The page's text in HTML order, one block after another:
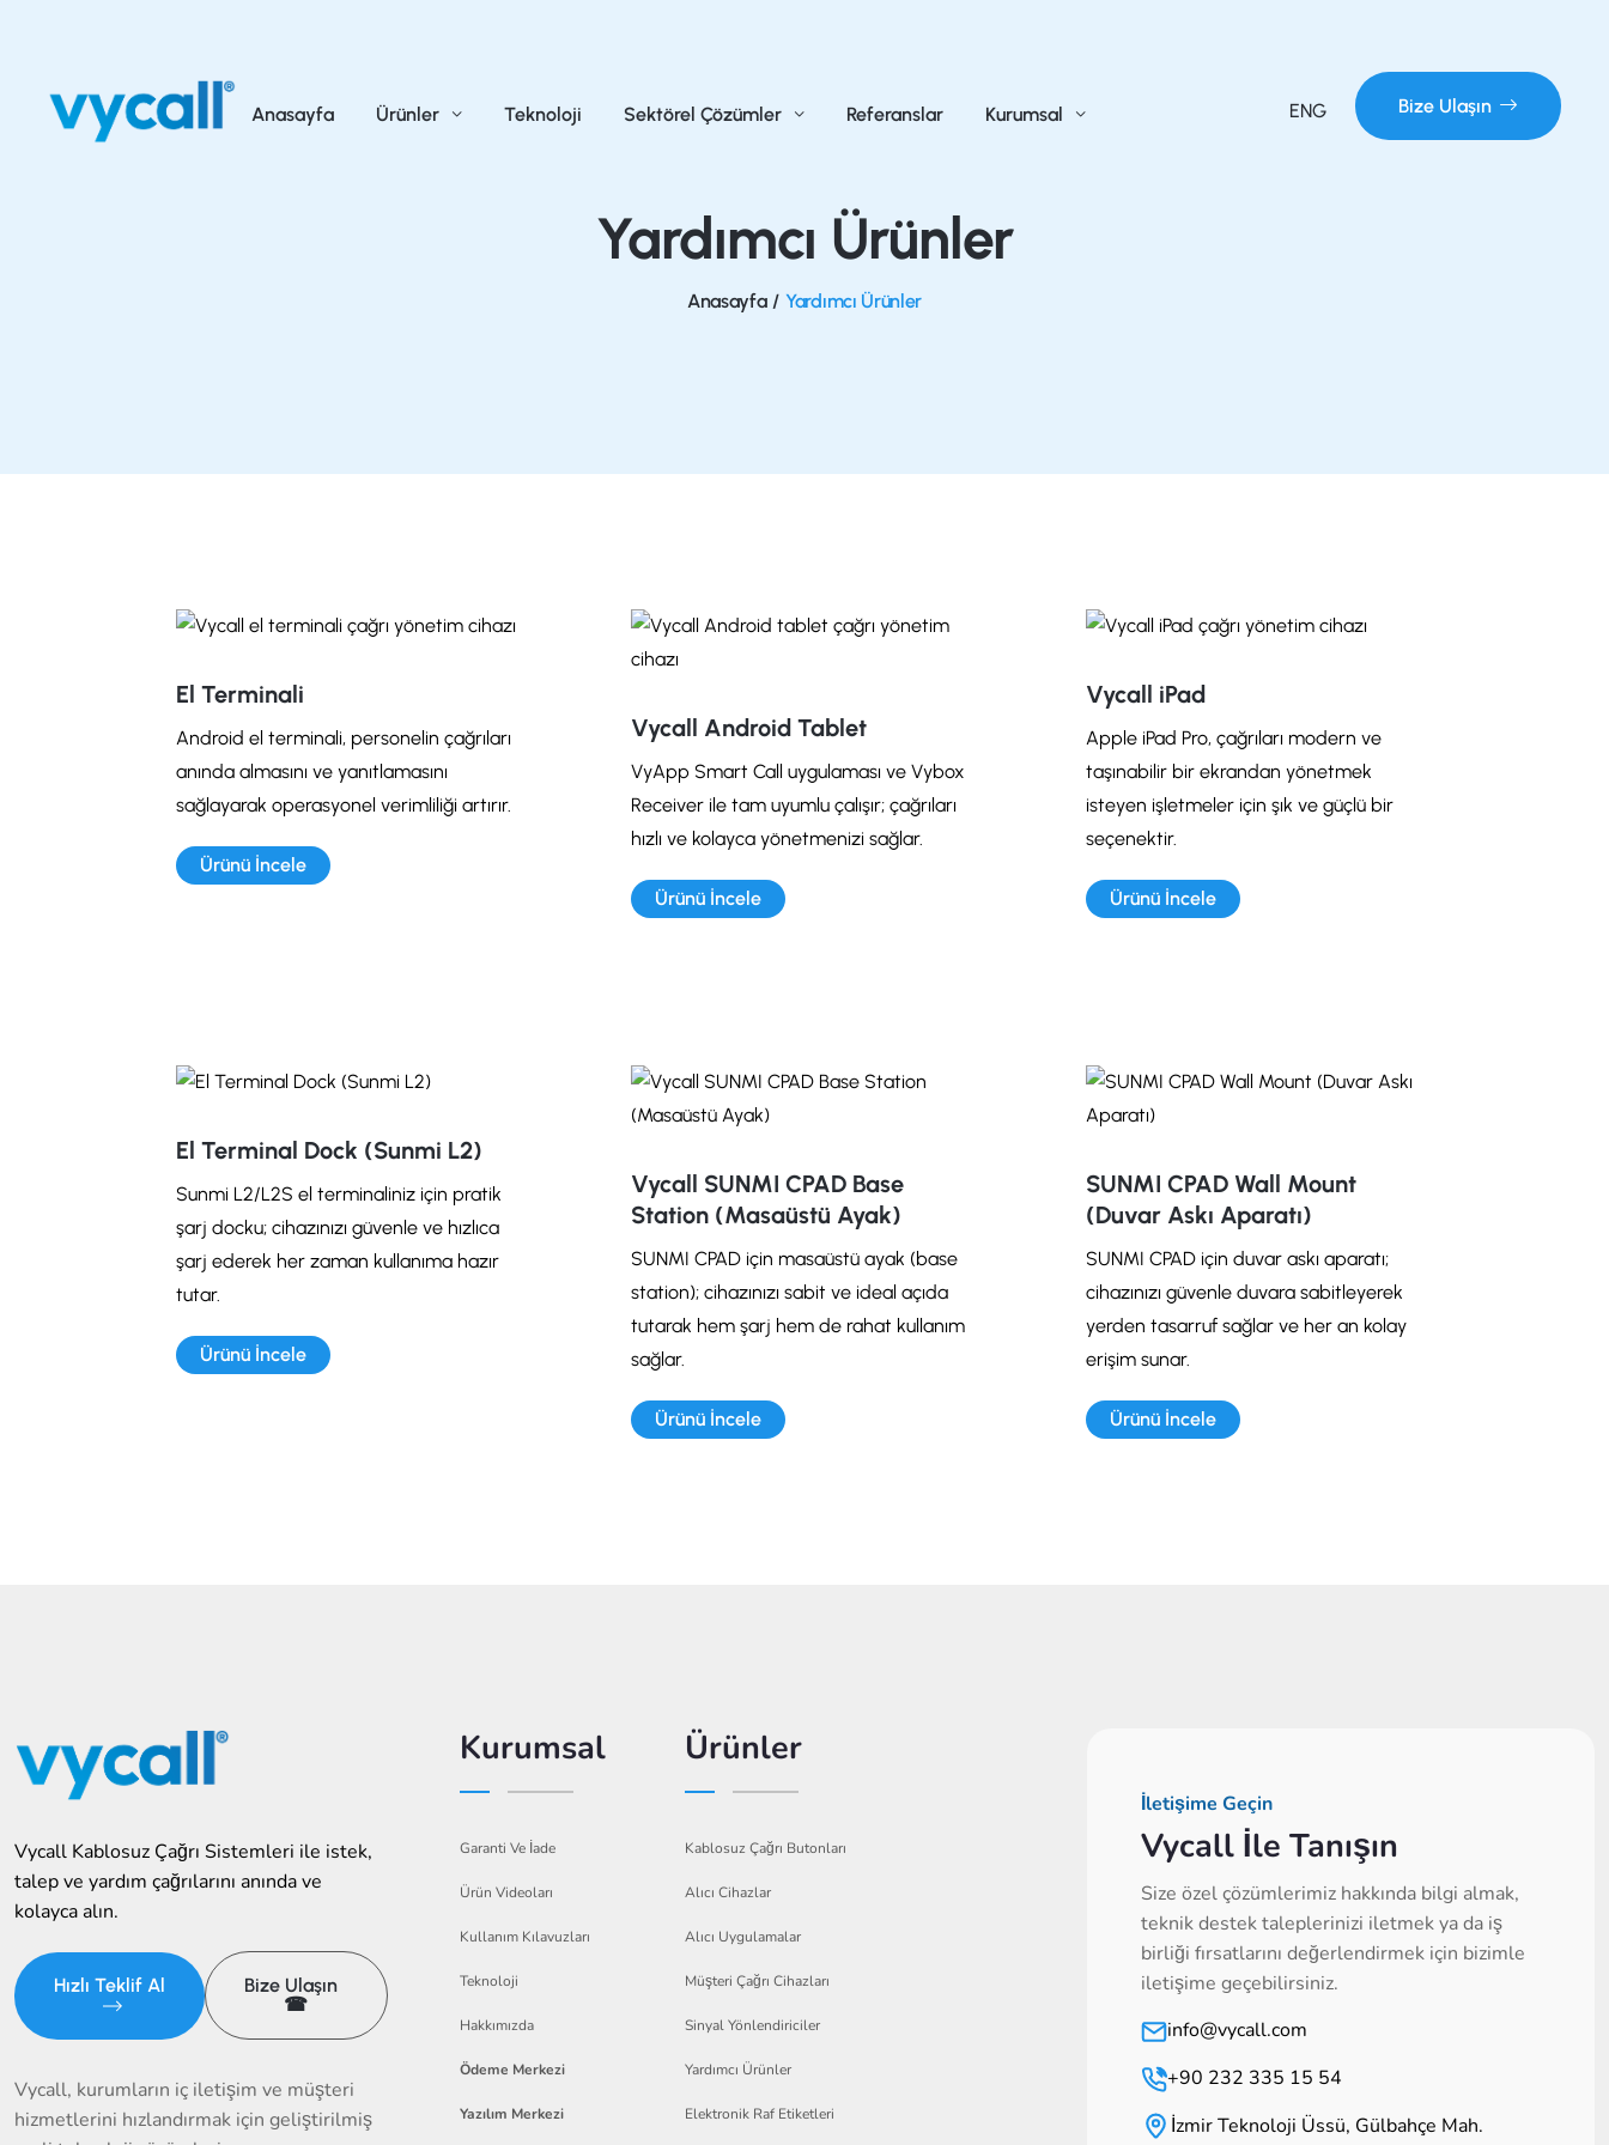
Anasayfa Ürünler Teknoloji Sektörel Çözümler Referanslar Kurumsal ENG Bize Ulaşın
Yardımcı Ürünler
Anasayfa / Yardımcı Ürünler
El Terminali
Android el terminali, personelin çağrıları
anında almasını ve yanıtlamasını
sağlayarak operasyonel verimliliği artırır.
Ürünü İncele
Vycall Android Tablet
VyApp Smart Call uygulaması ve Vybox
Receiver ile tam uyumlu çalışır; çağrıları
hızlı ve kolayca yönetmenizi sağlar.
Ürünü İncele
Vycall iPad
Apple iPad Pro, çağrıları modern ve
taşınabilir bir ekrandan yönetmek
isteyen işletmeler için şık ve güçlü bir
seçenektir.
Ürünü İncele
El Terminal Dock (Sunmi L2)
Sunmi L2/L2S el terminaliniz için pratik
şarj docku; cihazınızı güvenle ve hızlıca
şarj ederek her zaman kullanıma hazır
tutar.
Ürünü İncele
Vycall SUNMI CPAD Base
Station (Masaüstü Ayak)
SUNMI CPAD için masaüstü ayak (base
station); cihazınızı sabit ve ideal açıda
tutarak hem şarj hem de rahat kullanım
sağlar.
Ürünü İncele
SUNMI CPAD Wall Mount
(Duvar Askı Aparatı)
SUNMI CPAD için duvar askı aparatı;
cihazınızı güvenle duvara sabitleyerek
yerden tasarruf sağlar ve her an kolay
erişim sunar.
Ürünü İncele
Vycall Kablosuz Çağrı Sistemleri ile istek,
talep ve yardım çağrılarını anında ve
kolayca alın.
Hızlı Teklif Al
Bize Ulaşın
☎
Vycall, kurumların iç iletişim ve müşteri
hizmetlerini hızlandırmak için geliştirilmiş
Kurumsal
Garanti Ve İade
Ürün Videoları
Kullanım Kılavuzları
Teknoloji
Hakkımızda
Ödeme Merkezi
Yazılım Merkezi
Ürünler
Kablosuz Çağrı Butonları
Alıcı Cihazlar
Alıcı Uygulamalar
Müşteri Çağrı Cihazları
Sinyal Yönlendiriciler
Yardımcı Ürünler
Elektronik Raf Etiketleri
İletişime Geçin
Vycall İle Tanışın
Size özel çözümlerimiz hakkında bilgi almak,
teknik destek taleplerinizi iletmek ya da iş
birliği fırsatlarını değerlendirmek için bizimle
iletişime geçebilirsiniz.
info@vycall.com
+90 232 335 15 54
İzmir Teknoloji Üssü, Gülbahçe Mah.